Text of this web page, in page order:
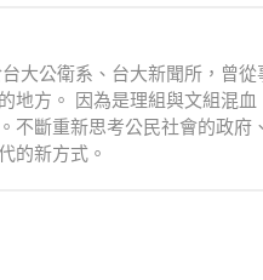
大公衛系、台大新聞所，曾
地方。 因為是理組與文組混
不斷重新思考公民社會的政
的新方式。